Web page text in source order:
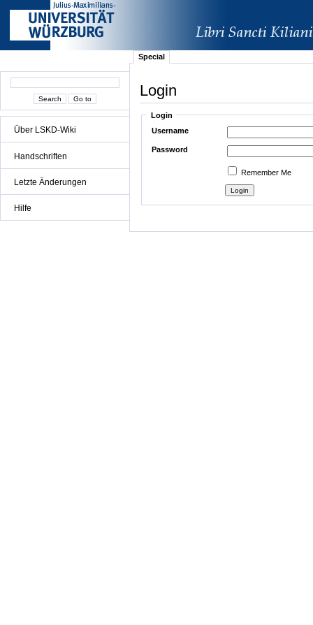
Über LSKD-Wiki
Handschriften
Letzte Änderungen
Hilfe
Special
Login
Login
Username
Password
Remember Me